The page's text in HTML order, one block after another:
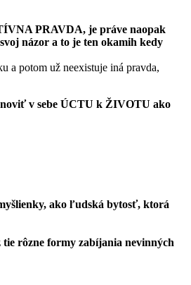
PRAVDA, je práve naopak
názor a to je ten okamih kedy
a potom už neexistuje iná pravda,
v sebe ÚCTU k ŽIVOTU ako
ako ľudská bytosť, ktorá
rôzne formy zabíjania nevinných